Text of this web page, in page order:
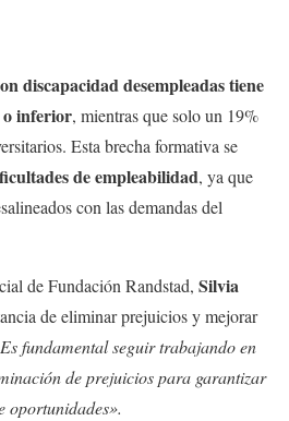
discapacidad desempleadas tiene
o inferior, mientras que solo un 19%
Esta brecha formativa se
de empleabilidad, ya que
con las demandas del
de Fundación Randstad, Silvia
de eliminar prejuicios y mejorar
fundamental seguir trabajando en
de prejuicios para garantizar
oportunidades».